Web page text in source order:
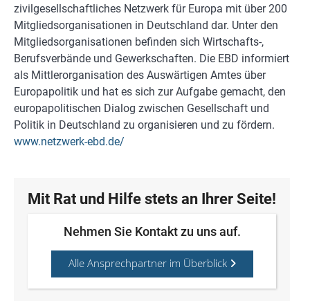
zivilgesellschaftliches Netzwerk für Europa mit über 200
Mitgliedsorganisationen in Deutschland dar. Unter den
Mitgliedsorganisationen befinden sich Wirtschafts-,
Berufsverbände und Gewerkschaften. Die EBD informiert
als Mittlerorganisation des Auswärtigen Amtes über
Europapolitik und hat es sich zur Aufgabe gemacht, den
europapolitischen Dialog zwischen Gesellschaft und
Politik in Deutschland zu organisieren und zu fördern.
www.netzwerk-ebd.de/
Mit Rat und Hilfe stets an Ihrer Seite!
Nehmen Sie Kontakt zu uns auf.
Alle Ansprechpartner im Überblick